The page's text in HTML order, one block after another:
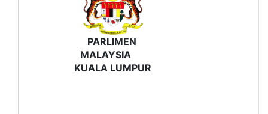
PARLIMEN
MALAYSIA
KUALA LUMPUR